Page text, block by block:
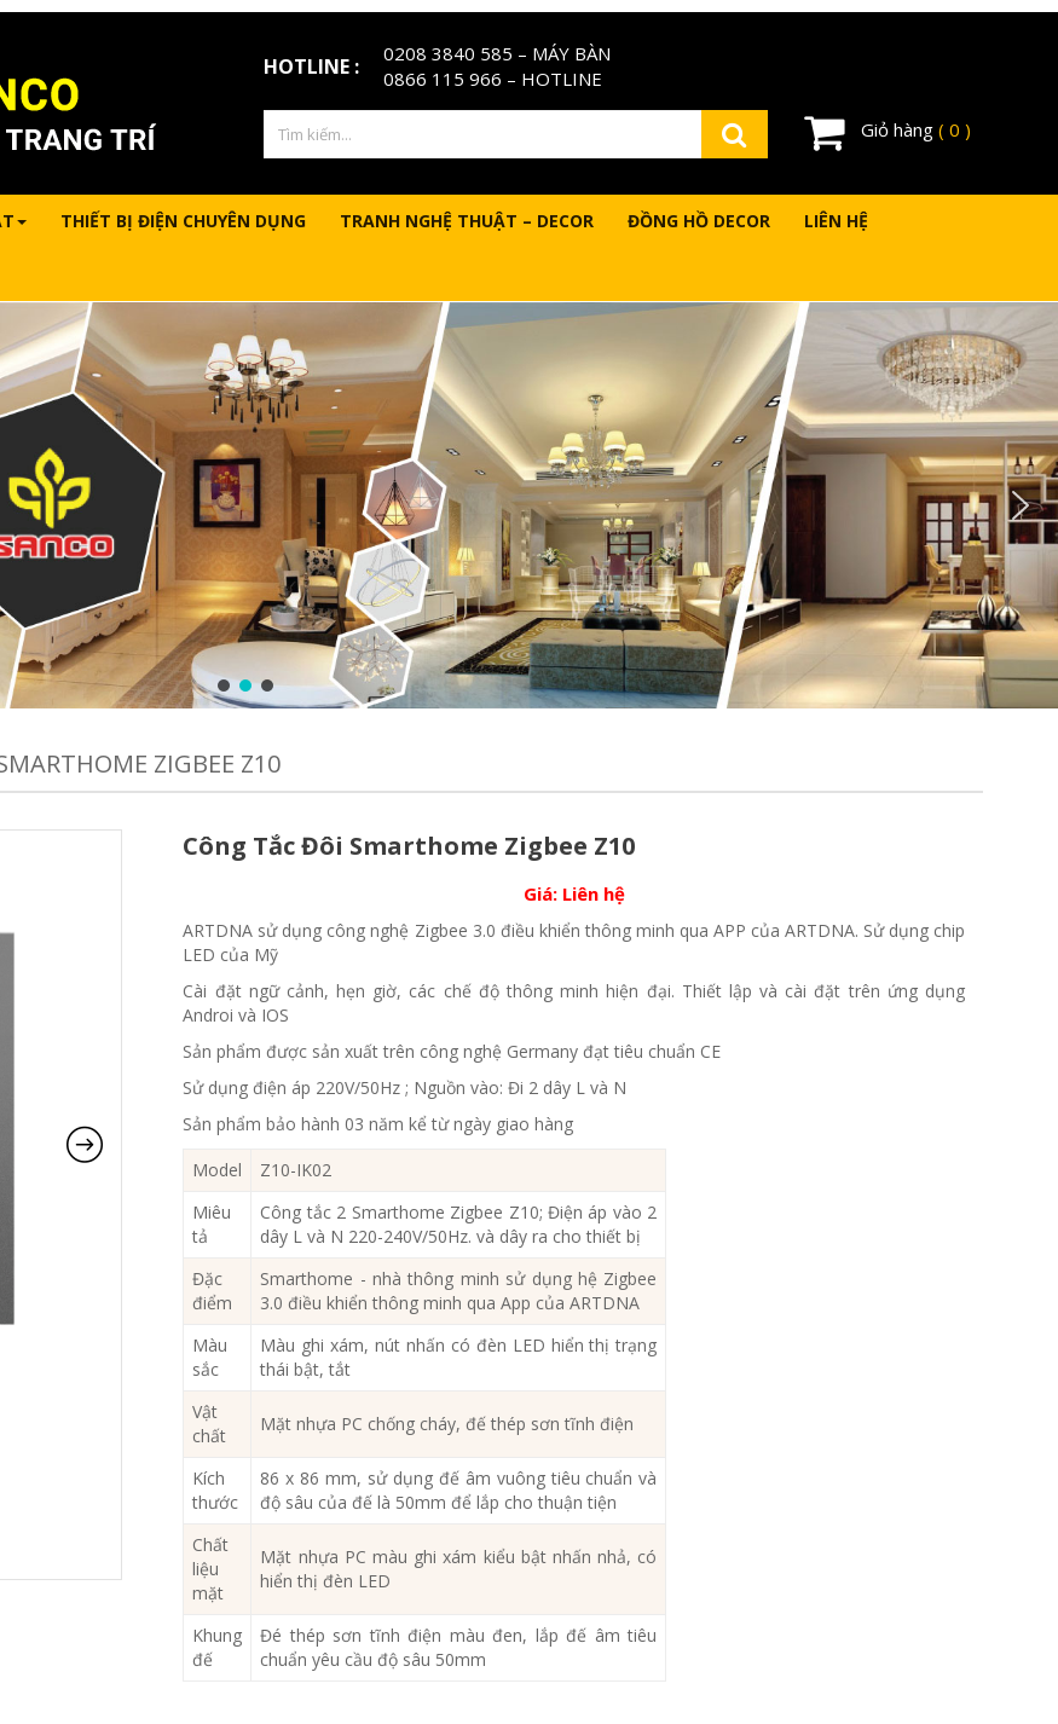
HOTLINE : 0208 3840 585 – MÁY BÀN
0866 115 966 – HOTLINE
Giỏ hàng ( 0 )
THIẾT BỊ ĐIỆN CHUYÊN DỤNG TRANH NGHỆ THUẬT – DECOR ĐỒNG HỒ DECOR LIÊN HỆ
ZIGBEE Z10
Công Tắc Đôi Smarthome Zigbee Z10
Giá: Liên hệ
ARTDNA sử dụng công nghệ Zigbee 3.0 điều khiển thông minh qua APP của ARTDNA. Sử dụng chip
LED của Mỹ
Cài đặt ngữ cảnh, hẹn giờ, các chế độ thông minh hiện đại. Thiết lập và cài đặt trên ứng dụng
Androi và IOS
Sản phẩm được sản xuất trên công nghệ Germany đạt tiêu chuẩn CE
Sử dụng điện áp 220V/50Hz ; Nguồn vào: Đi 2 dây L và N
Sản phẩm bảo hành 03 năm kể từ ngày giao hàng
Model
Z10-IK02
Miêu
tả
Công tắc 2 Smarthome Zigbee Z10; Điện áp vào 2
dây L và N 220-240V/50Hz. và dây ra cho thiết bị
Đặc
điểm
Smarthome - nhà thông minh sử dụng hệ Zigbee
3.0 điều khiển thông minh qua App của ARTDNA
Màu
sắc
Màu ghi xám, nút nhấn có đèn LED hiển thị trạng
thái bật, tắt
Vật
chất
Mặt nhựa PC chống cháy, đế thép sơn tĩnh điện
Kích
thước
86 x 86 mm, sử dụng đế âm vuông tiêu chuẩn và
độ sâu của đế là 50mm để lắp cho thuận tiện
Chất
liệu
mặt
Mặt nhựa PC màu ghi xám kiểu bật nhấn nhả, có
hiển thị đèn LED
Khung
đế
Đé thép sơn tĩnh điện màu đen, lắp đế âm tiêu
chuẩn yêu cầu độ sâu 50mm